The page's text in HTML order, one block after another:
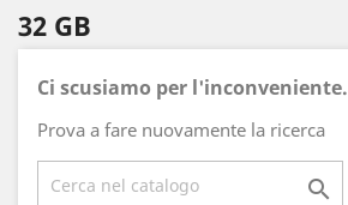
32 GB
Ci scusiamo per l'inconveniente.
Prova a fare nuovamente la ricerca
